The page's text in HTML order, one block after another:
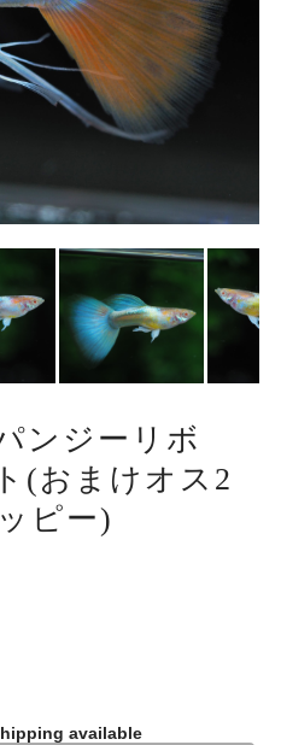
ンジーリボ
(おまけオス2
ピー)
available